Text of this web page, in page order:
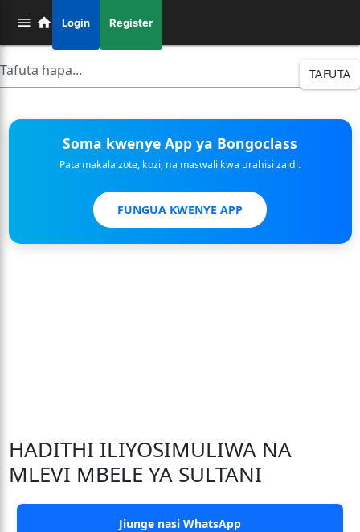
Login Register
TAFUTA
Soma kwenye App ya Bongoclass
Pata makala zote, kozi, na maswali kwa urahisi zaidi.
FUNGUA KWENYE APP
HADITHI ILIYOSIMULIWA NA
MLEVI MBELE YA SULTANI
Jiunge nasi WhatsApp